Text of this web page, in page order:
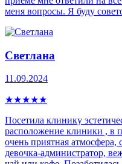
меня вопросы. Я буду
Светлана
11.09.2024
★★★★★
Посетила клинику
расположение клиники , в
очень приятная
девочка-администратор,